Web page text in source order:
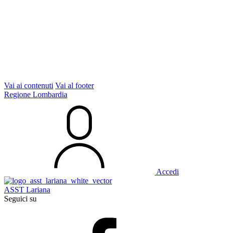
Vai ai contenuti Vai al footer
Regione Lombardia
Accedi
ASST Lariana
Seguici su